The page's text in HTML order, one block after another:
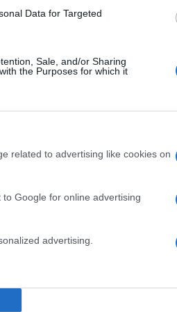
Data for Targeted
Sale, and/or Sharing
the Purposes for which it
related to advertising like cookies on
Google for online advertising
advertising.
που
σε
για την
για
για το
με 100
την
λέω με
τα
γίνει